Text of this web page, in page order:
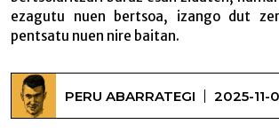
ezagutu nuen bertsoa, izango dut
pentsatu nuen nire baitan.
PERU ABARRATEGI 2025-11-